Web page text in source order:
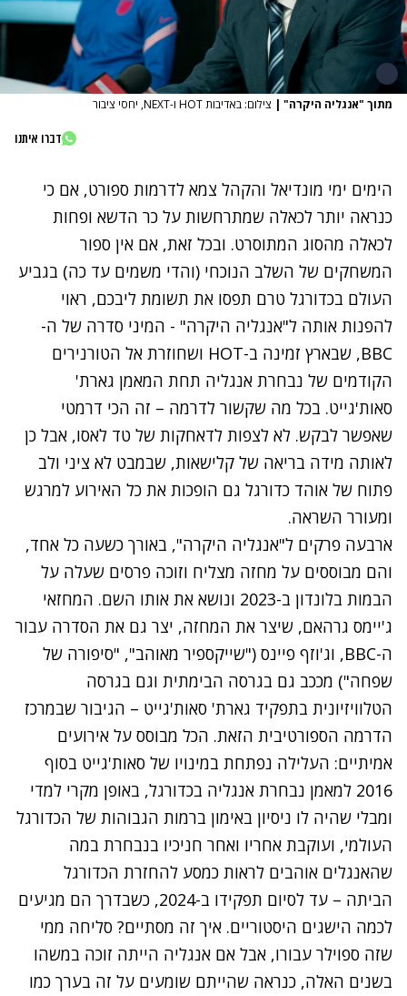
מתוך "אנגליה היקרה" | צילום: באדיבות HOT ו-NEXT, יחסי ציבור
דברו איתנו
הימים ימי מונדיאל והקהל צמא לדרמות ספורט, אם כי
כנראה יותר לכאלה שמתרחשות על כר הדשא ופחות
לכאלה מהסוג המתוסרט. ובכל זאת, אם אין ספור
המשחקים של השלב הנוכחי (והדי משמים עד כה) בגביע
העולם בכדורגל טרם תפסו את תשומת ליבכם, ראוי
להפנות אותה ל"אנגליה היקרה" - המיני סדרה של ה-
BBC, שבארץ זמינה ב-HOT ושחוזרת אל הטורנירים
הקודמים של נבחרת אנגליה תחת המאמן גארת'
סאות'גייט. בכל מה שקשור לדרמה – זה הכי דרמטי
שאפשר לבקש. לא לצפות לדאחקות של טד לאסו, אבל כן
לאותה מידה בריאה של קלישאות, שבמבט לא ציני ולב
פתוח של אוהד כדורגל גם הופכות את כל האירוע למרגש
ומעורר השראה.
ארבעה פרקים ל"אנגליה היקרה", באורך כשעה כל אחד,
והם מבוססים על מחזה מצליח וזוכה פרסים שעלה על
הבמות בלונדון ב-2023 ונושא את אותו השם. המחזאי
ג'יימס גרהאם, שיצר את המחזה, יצר גם את הסדרה עבור
ה-BBC, וג'וזף פיינס ("שייקספיר מאוהב", "סיפורה של
שפחה") מככב גם בגרסה הבימתית וגם בגרסה
הטלוויזיונית בתפקיד גארת' סאות'גייט – הגיבור שבמרכז
הדרמה הספורטיבית הזאת. הכל מבוסס על אירועים
אמיתיים: העלילה נפתחת במינויו של סאות'גייט בסוף
2016 למאמן נבחרת אנגליה בכדורגל, באופן מקרי למדי
ומבלי שהיה לו ניסיון באימון ברמות הגבוהות של הכדורגל
העולמי, ועוקבת אחריו ואחר חניכיו בנבחרת במה
שהאנגלים אוהבים לראות כמסע להחזרת הכדורגל
הביתה – עד לסיום תפקידו ב-2024, כשבדרך הם מגיעים
לכמה הישגים היסטוריים. איך זה מסתיים? סליחה ממי
שזה ספוילר עבורו, אבל אם אנגליה הייתה זוכה במשהו
בשנים האלה, כנראה שהייתם שומעים על זה בערך כמו